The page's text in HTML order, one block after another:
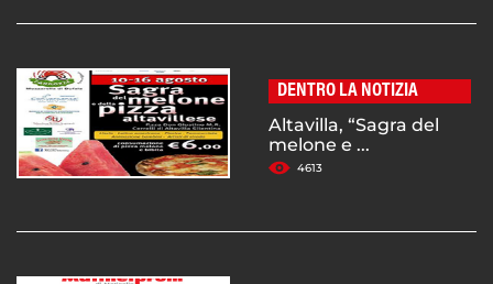
DENTRO LA NOTIZIA
Altavilla, “Sagra del
melone e ...
4613